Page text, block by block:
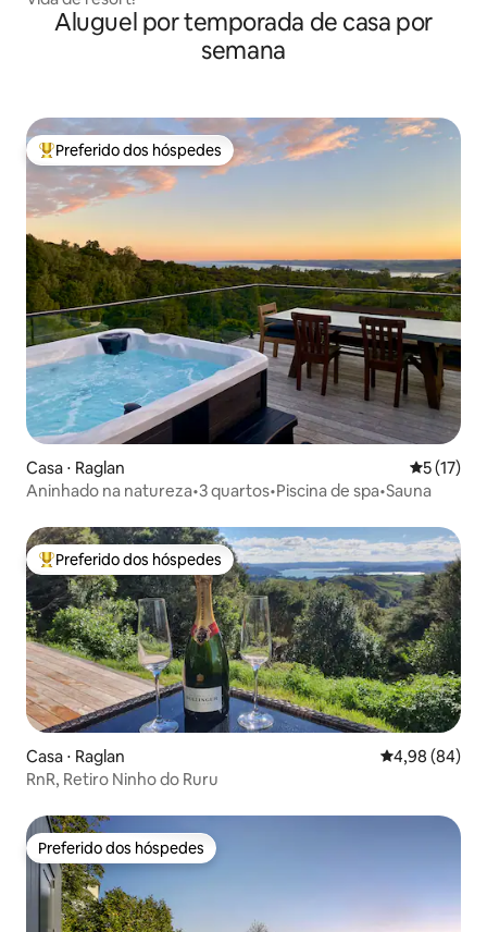
Aluguel por temporada de casa por
semana
Entre os melhores preferidos dos hóspedes
Preferido dos hóspedes
Casa ⋅ Raglan 5 de uma
5 (17)
Aninhado na natureza•3 quartos•Piscina de spa•Sauna
Entre os melhores preferidos dos hóspedes
Preferido dos hóspedes
Casa ⋅ Raglan 4,98 de uma
4,98 (84)
RnR, Retiro Ninho do Ruru
Preferido dos hóspedes
Preferido dos hóspedes